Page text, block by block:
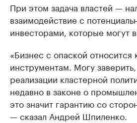
При этом задача властей —
взаимодействие с
инвесторами, которые могут
«Бизнес с опаской
инструментам. Могу
реализации кластерной
недавно в законе о
это значит гарантию со
— сказал Андрей Шпиленко.